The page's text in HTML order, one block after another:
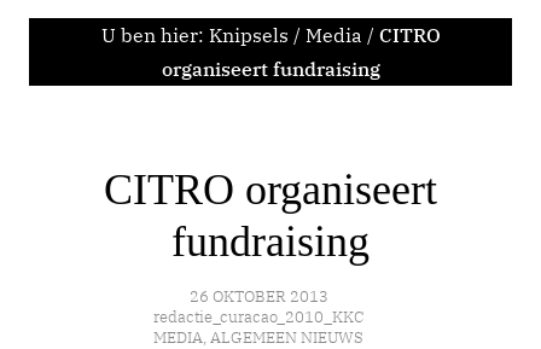
U ben hier: Knipsels / Media / CITRO
organiseert fundraising
CITRO organiseert
fundraising
26 OKTOBER 2013
redactie_curacao_2010_KKC
MEDIA, ALGEMEEN NIEUWS